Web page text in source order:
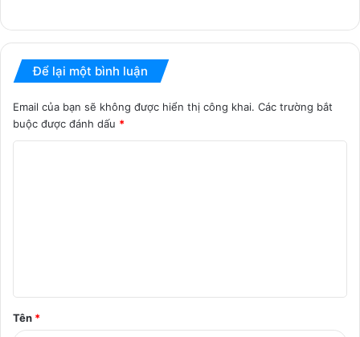
Để lại một bình luận
Email của bạn sẽ không được hiển thị công khai. Các trường bắt
buộc được đánh dấu *
ậ
n
Tên *